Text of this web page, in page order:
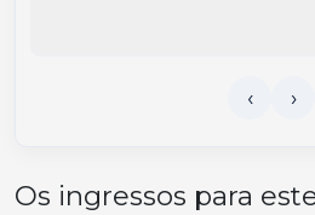
Os ingressos para